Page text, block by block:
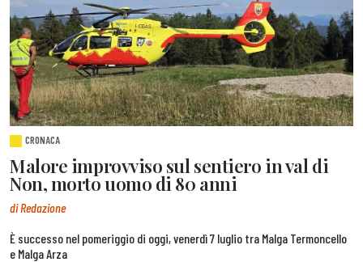
CRONACA
Malore improvviso sul sentiero in val di
Non, morto uomo di 80 anni
di Redazione
È successo nel pomeriggio di oggi, venerdì 7 luglio tra Malga Termoncello
e Malga Arza